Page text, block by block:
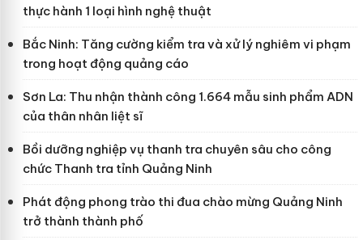
thực hành 1 loại hình nghệ thuật
Bắc Ninh: Tăng cường kiểm tra và xử lý nghiêm vi phạm
trong hoạt động quảng cáo
Sơn La: Thu nhận thành công 1.664 mẫu sinh phẩm ADN
của thân nhân liệt sĩ
Bồi dưỡng nghiệp vụ thanh tra chuyên sâu cho công
chức Thanh tra tỉnh Quảng Ninh
Phát động phong trào thi đua chào mừng Quảng Ninh
trở thành thành phố